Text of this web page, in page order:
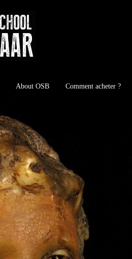
About OSB Comment acheter ?